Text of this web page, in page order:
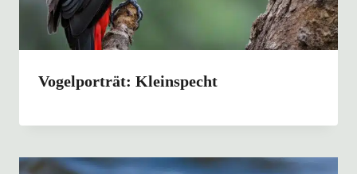
Vogelporträt: Kleinspecht